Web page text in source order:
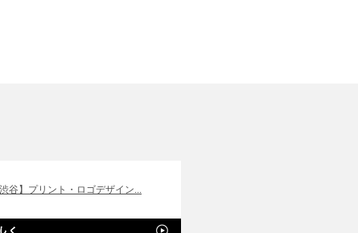
渋谷】プリント・ロゴデザイン...